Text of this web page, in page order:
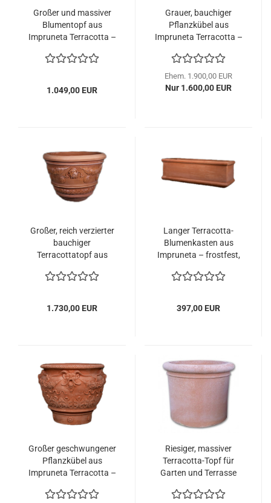
Großer und massiver
Blumentopf aus
Impruneta Terracotta –
floraler Reliefborte
1.049,00 EUR
Grauer, bauchiger
Pflanzkübel aus
Impruneta Terracotta –
italienische
Handwerkskunst
Ehem. 1.900,00 EUR
Nur 1.600,00 EUR
Großer, reich verzierter
bauchiger
Terracottatopf aus
toskanische Pracht mit
Rosetten und Masken
1.730,00 EUR
Langer Terracotta-
Blumenkasten aus
Impruneta – frostfest,
elegant robust
397,00 EUR
Großer geschwungener
Pflanzkübel aus
Impruneta Terracotta –
und Faunköpfen
Riesiger, massiver
Terracotta-Topf für
Garten und Terrasse